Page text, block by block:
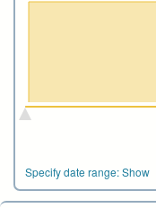
Specify date range:Show